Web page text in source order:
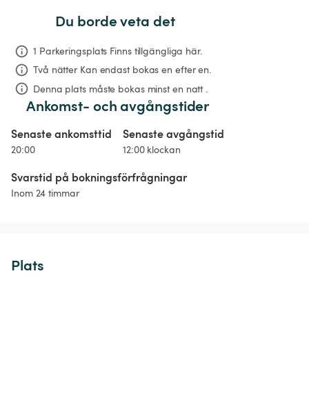
Du borde veta det
1 Parkeringsplats Finns tillgängliga här.
Två nätter Kan endast bokas en efter en.
Denna plats måste bokas minst en natt .
Ankomst- och avgångstider
Senaste ankomsttid
20:00
Senaste avgångstid
12:00 klockan
Svarstid på bokningsförfrågningar
Inom 24 timmar
Plats